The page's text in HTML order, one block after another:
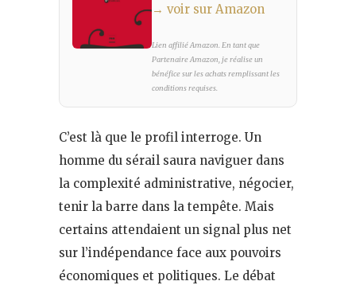
→ voir sur Amazon
Lien affilié Amazon. En tant que
Partenaire Amazon, je réalise un
bénéfice sur les achats remplissant les
conditions requises.
C’est là que le profil interroge. Un
homme du sérail saura naviguer dans
la complexité administrative, négocier,
tenir la barre dans la tempête. Mais
certains attendaient un signal plus net
sur l’indépendance face aux pouvoirs
économiques et politiques. Le débat